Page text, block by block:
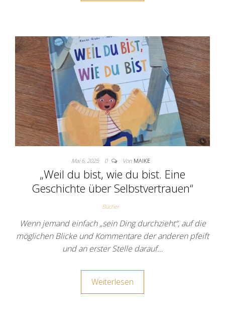
Mai 6, 2025 0 Von MAIKE
„Weil du bist, wie du bist. Eine
Geschichte über Selbstvertrauen“
Bücher
Wenn jemand einfach „sein Ding durchzieht“, auf die
möglichen Blicke und Kommentare der anderen pfeift
und an erster Stelle darauf…
Weiterlesen